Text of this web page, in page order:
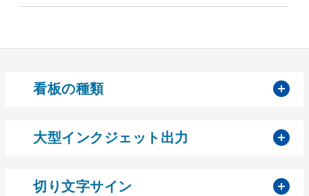
看板の種類
大型インクジェット出力
切り文字サイン